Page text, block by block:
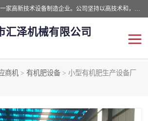
诸城汇泽机械有限公司是一家高新技术设备制造企业。公司坚持以高技术和，高服务于用户，以的环保机械制造设备赢的用户的信赖。现在主要生产死亡畜禽无害化处理和立式和卧式有机肥设备，搅拌机，烘干机，高温发酵机等。污水处理设备，固液分离机。气浮机，化制机等。公司秉承品质，用户至上，科技创新的经营理。
汇泽机械有限公司
商机 > 有机肥设备 > 小型有机肥生产设备厂
有机肥设备